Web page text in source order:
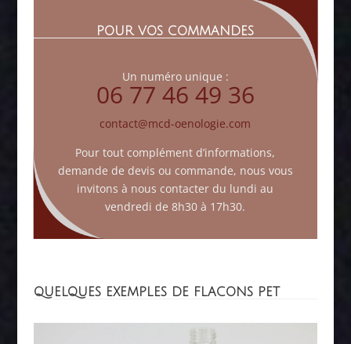
POUR VOS COMMANDES
Un numéro unique :
06 77 46 49 36
contact@mcd-oenologie.com
Pour tout complément d’informations,
demande de devis ou commande, nous vous
invitons à nous contacter du lundi au
vendredi de 8h30 à 17h30.
QUELQUES EXEMPLES DE FLACONS PET